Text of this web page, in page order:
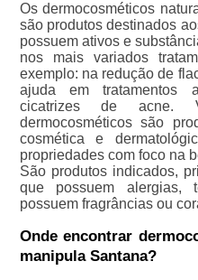
Os dermocosméticos
são produtos destinados
possuem ativos e
nos mais variados
exemplo: na redução de
ajuda em tratamentos
cicatrizes de acne.
dermocosméticos são
cosmética e
propriedades com foco na
São produtos indicados,
que possuem
possuem fragrâncias ou
Onde encontrar
manipula Santana?